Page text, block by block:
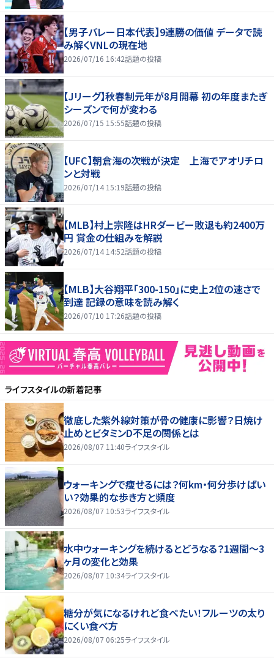
【男子バレー日本代表】9連勝の価値 データで読
み解くVNLの現在地
2026/07/16 16:42話題の投稿
【Jリーグ】秋春制元年が8月開幕 初の年度またぎ
シーズンで何が変わる
2026/07/15 15:55話題の投稿
【UFC】朝倉海の次戦が決定 上海でアオリチロ
ンと対戦
2026/07/14 15:19話題の投稿
【MLB】村上宗隆はHRダービー敗退も約2400万
円 賞金の仕組みを解説
2026/07/14 14:52話題の投稿
【MLB】大谷翔平「300-150」に史上2位の速さで
到達 記録の意味を読み解く
2026/07/10 17:26話題の投稿
ライフスタイルの新着記事
徹底した紫外線対策が骨の健康に影響？日焼け
止めとビタミンD不足の関係とは
2026/08/07 11:40ライフスタイル
ウォーキングで痩せるには？何km・何分歩けばい
い？効果的な歩き方と頻度
2026/08/07 10:53ライフスタイル
水中ウォーキングを続けるとどうなる？1週間～3
ヶ月の変化と効果
2026/08/07 10:34ライフスタイル
糖分が気になるけれど食べたい！フルーツの太り
にくい食べ方
2026/08/07 06:25ライフスタイル